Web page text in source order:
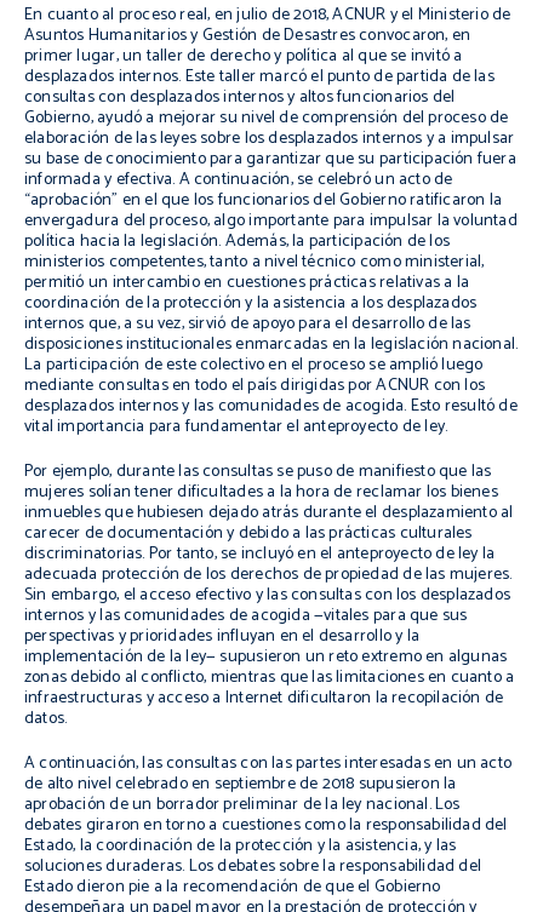
En cuanto al proceso real, en julio de 2018, ACNUR y el Ministerio de
Asuntos Humanitarios y Gestión de Desastres convocaron, en
primer lugar, un taller de derecho y política al que se invitó a
desplazados internos. Este taller marcó el punto de partida de las
consultas con desplazados internos y altos funcionarios del
Gobierno, ayudó a mejorar su nivel de comprensión del proceso de
elaboración de las leyes sobre los desplazados internos y a impulsar
su base de conocimiento para garantizar que su participación fuera
informada y efectiva. A continuación, se celebró un acto de
“aprobación” en el que los funcionarios del Gobierno ratificaron la
envergadura del proceso, algo importante para impulsar la voluntad
política hacia la legislación. Además, la participación de los
ministerios competentes, tanto a nivel técnico como ministerial,
permitió un intercambio en cuestiones prácticas relativas a la
coordinación de la protección y la asistencia a los desplazados
internos que, a su vez, sirvió de apoyo para el desarrollo de las
disposiciones institucionales enmarcadas en la legislación nacional.
La participación de este colectivo en el proceso se amplió luego
mediante consultas en todo el país dirigidas por ACNUR con los
desplazados internos y las comunidades de acogida. Esto resultó de
vital importancia para fundamentar el anteproyecto de ley.
Por ejemplo, durante las consultas se puso de manifiesto que las
mujeres solían tener dificultades a la hora de reclamar los bienes
inmuebles que hubiesen dejado atrás durante el desplazamiento al
carecer de documentación y debido a las prácticas culturales
discriminatorias. Por tanto, se incluyó en el anteproyecto de ley la
adecuada protección de los derechos de propiedad de las mujeres.
Sin embargo, el acceso efectivo y las consultas con los desplazados
internos y las comunidades de acogida —vitales para que sus
perspectivas y prioridades influyan en el desarrollo y la
implementación de la ley— supusieron un reto extremo en algunas
zonas debido al conflicto, mientras que las limitaciones en cuanto a
infraestructuras y acceso a Internet dificultaron la recopilación de
datos.
A continuación, las consultas con las partes interesadas en un acto
de alto nivel celebrado en septiembre de 2018 supusieron la
aprobación de un borrador preliminar de la ley nacional. Los
debates giraron en torno a cuestiones como la responsabilidad del
Estado, la coordinación de la protección y la asistencia, y las
soluciones duraderas. Los debates sobre la responsabilidad del
Estado dieron pie a la recomendación deque el Gobierno